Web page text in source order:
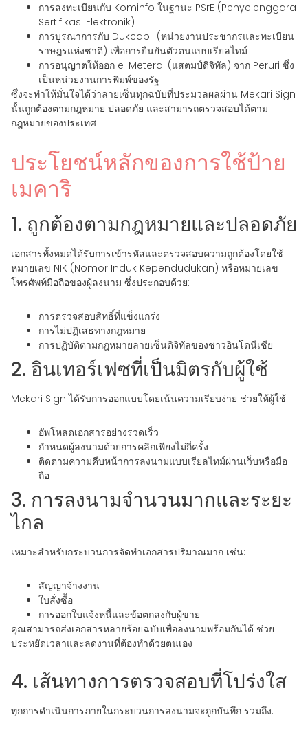
การลงทะเบียนกับ Kominfo ในฐานะ PSrE (Penyelenggara
Sertifikasi Elektronik)
การบูรณาการกับ Dukcapil (หน่วยงานประชากรและทะเบียน
ราษฎรแห่งชาติ) เพื่อการยืนยันตัวตนแบบเรียลไทม์
การอนุญาตให้ออก e-Meterai (แสตมป์ดิจิทัล) จาก Peruri ซึ่ง
เป็นหน่วยงานการพิมพ์ของรัฐ
ซึ่งจะทำให้มั่นใจได้ว่าลายเซ็นทุกฉบับที่ประมวลผลผ่าน Mekari Sign
นั้นถูกต้องตามกฎหมาย ปลอดภัย และสามารถตรวจสอบได้ตาม
กฎหมายของประเทศ
ประโยชน์หลักของการใช้ป้าย
เมคาริ
1. ถูกต้องตามกฎหมายและปลอดภัย
เอกสารทั้งหมดได้รับการเข้ารหัสและตรวจสอบความถูกต้องโดยใช้
หมายเลข NIK (Nomor Induk Kependudukan) หรือหมายเลข
โทรศัพท์มือถือของผู้ลงนาม ซึ่งประกอบด้วย:
การตรวจสอบสิทธิ์ที่แข็งแกร่ง
การไม่ปฏิเสธทางกฎหมาย
การปฏิบัติตามกฎหมายลายเซ็นดิจิทัลของชาวอินโดนีเซีย
2. อินเทอร์เฟซที่เป็นมิตรกับผู้ใช้
Mekari Sign ได้รับการออกแบบโดยเน้นความเรียบง่าย ช่วยให้ผู้ใช้:
อัพโหลดเอกสารอย่างรวดเร็ว
กำหนดผู้ลงนามด้วยการคลิกเพียงไม่กี่ครั้ง
ติดตามความคืบหน้าการลงนามแบบเรียลไทม์ผ่านเว็บหรือมือ
ถือ
3. การลงนามจำนวนมากและระยะ
ไกล
เหมาะสำหรับกระบวนการจัดทำเอกสารปริมาณมาก เช่น:
สัญญาจ้างงาน
ใบสั่งซื้อ
การออกใบแจ้งหนี้และข้อตกลงกับผู้ขาย
คุณสามารถส่งเอกสารหลายร้อยฉบับเพื่อลงนามพร้อมกันได้ ช่วย
ประหยัดเวลาและลดงานที่ต้องทำด้วยตนเอง
4. เส้นทางการตรวจสอบที่โปร่งใส
ทุกการดำเนินการภายในกระบวนการลงนามจะถูกบันทึก รวมถึง: